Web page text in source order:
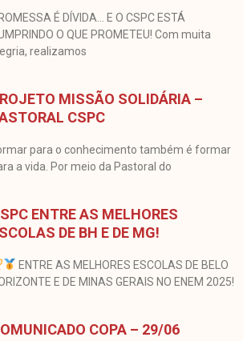
É DÍVIDA… E O CSPC ESTÁ
O QUE PROMETEU! Com muita
realizamos
MISSÃO SOLIDÁRIA –
CSPC
para o conhecimento também é formar
a vida. Por meio da Pastoral do
ENTRE AS MELHORES
DE BH E DE MG!
ENTRE AS MELHORES ESCOLAS DE BELO
E DE MINAS GERAIS NO ENEM 2025!
COPA – 29/06